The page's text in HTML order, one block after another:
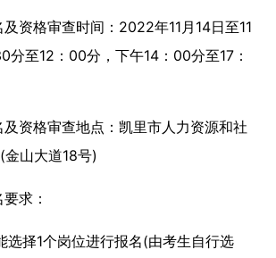
资格审查时间：2022年11月14日至11
分至12：00分，下午14：00分至17：
资格审查地点：凯里市人力资源和社
山大道18号)
求：
选择1个岗位进行报名(由考生自行选